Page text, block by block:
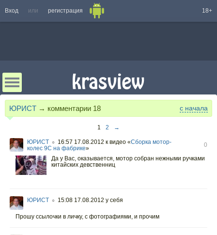
Вход или регистрация 18+
ЮРИСТ → комментарии 18 с начала
1 2 →
ЮРИСТ ○ 16:57 17.08.2012 к видео «Сборка мотор-
колес 9С на фабрике»
0
Да у Вас, оказывается, мотор собран нежными ручками
китайских девственниц
ЮРИСТ ○ 15:08 17.08.2012 у себя
Прошу ссылочки в личку, с фотографиями, и прочим